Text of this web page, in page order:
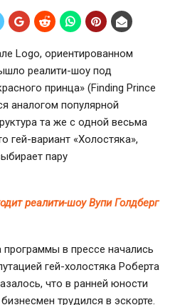
Logo, ориентированном
реалити-шоу под
принца» (Finding Prince
аналогом популярной
та же с одной весьма
гей-вариант «Холостяка»,
пару
реалити-шоу Вупи Голдберг
в прессе начались
гей-холостяка Роберта
что в ранней юности
трудился в эскорте.